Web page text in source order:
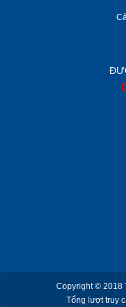
Copyright © 2018
Tổng lượt truy